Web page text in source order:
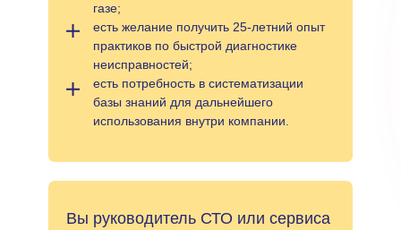
газе;
есть желание получить 25-летний опыт
практиков по быстрой диагностике
неисправностей;
есть потребность в систематизации
базы знаний для дальнейшего
использования внутри компании.
Вы руководитель СТО или сервиса